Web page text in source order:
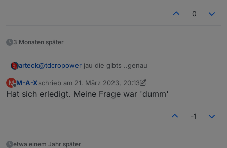
0
3 Monaten später
arteck@tdcropower jau die gibts ..genau
M
Offline
M-A-Xschrieb am 21. März 2023, 20:13
zuletzt editiert von M-A-X
Hat sich erledigt. Meine Frage war 'dumm'
-1
etwa einem Jahr später